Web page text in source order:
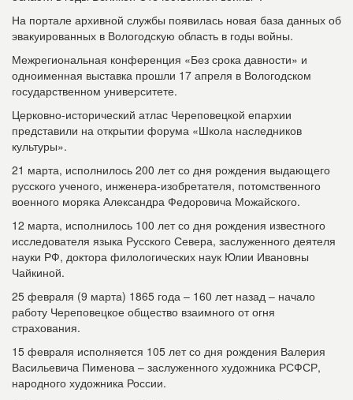
На портале архивной службы появилась новая база данных об
эвакуированных в Вологодскую область в годы войны.
Межрегиональная конференция «Без срока давности» и
одноименная выставка прошли 17 апреля в Вологодском
государственном университете.
Церковно-исторический атлас Череповецкой епархии
представили на открытии форума «Школа наследников
культуры».
21 марта, исполнилось 200 лет со дня рождения выдающего
русского ученого, инженера-изобретателя, потомственного
военного моряка Александра Федоровича Можайского.
12 марта, исполнилось 100 лет со дня рождения известного
исследователя языка Русского Севера, заслуженного деятеля
науки РФ, доктора филологических наук Юлии Ивановны
Чайкиной.
25 февраля (9 марта) 1865 года – 160 лет назад – начало
работу Череповецкое общество взаимного от огня
страхования.
15 февраля исполняется 105 лет со дня рождения Валерия
Васильевича Пименова – заслуженного художника РСФСР,
народного художника России.